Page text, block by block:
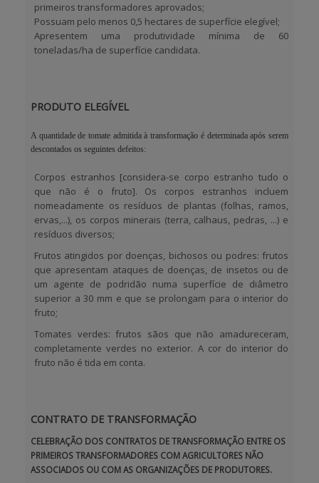
primeiros transformadores aprovados;
Possuam pelo menos 0,5 hectares de superfície elegível;
Apresentem uma produtividade mínima de 60
toneladas/ha de superfície candidata.
PRODUTO ELEGÍVEL
A quantidade de tomate admitida à transformação é determinada após serem
descontados os seguintes defeitos:
Corpos estranhos [considera-se corpo estranho tudo o
que não é o fruto]. Os corpos estranhos incluem
nomeadamente os resíduos de plantas (folhas, ramos,
ervas,...), os corpos minerais (terra, calhaus, pedras, ...) e
resíduos diversos;
Frutos atingidos por doenças, bichosos ou podres: frutos
que apresentam ataques de doenças, de insetos ou de
um agente de podridão numa superfície de diâmetro
superior a 30 mm e que se prolongam para o interior do
fruto;
Tomates verdes: frutos sãos que não amadureceram,
completamente verdes no exterior. A cor do interior do
fruto não é tida em conta.
CONTRATO DE TRANSFORMAÇÃO
CELEBRAÇÃO DOS CONTRATOS DE TRANSFORMAÇÃO ENTRE OS
PRIMEIROS TRANSFORMADORES COM AGRICULTORES NÃO
ASSOCIADOS OU COM AS ORGANIZAÇÕES DE PRODUTORES.